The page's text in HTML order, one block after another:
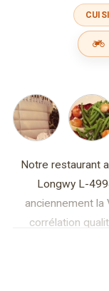
Notre restaurant
Longwy L-
anciennement la
corrélation
Le restaurant en